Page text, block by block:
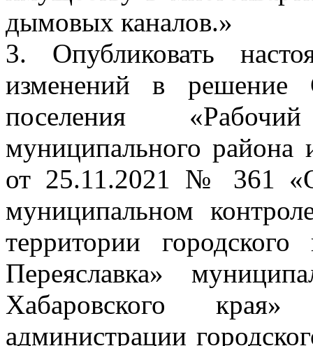
дымовых каналов.»
3. Опубликовать
изменений в решение
поселения
муниципального района
от 25.11.2021 № 361
муниципальном
территории
Переяславка»
Хабаровского
администрации